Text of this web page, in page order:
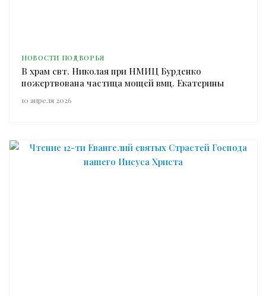
НОВОСТИ ПОДВОРЬЯ
В храм свт. Николая при НМИЦ Бурденко
пожертвована частица мощей вмц. Екатерины
10 апреля 2026